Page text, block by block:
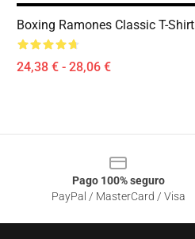
Boxing Ramones Classic T-Shirt
24,38 € - 28,06 €
Pago 100% seguro
PayPal / MasterCard / Visa